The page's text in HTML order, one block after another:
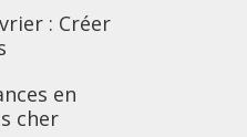
: Créer
en
cher